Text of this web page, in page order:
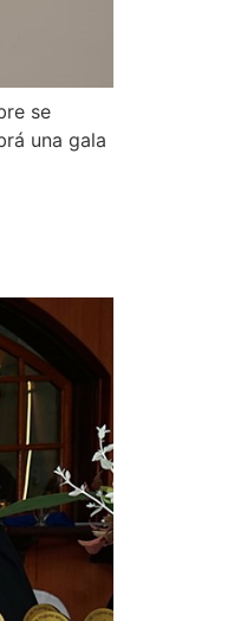
se
una gala